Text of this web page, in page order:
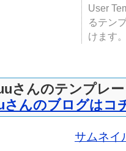
User
るテン
けます
さんのテンプレ
さんのブログはコ
サムネイ